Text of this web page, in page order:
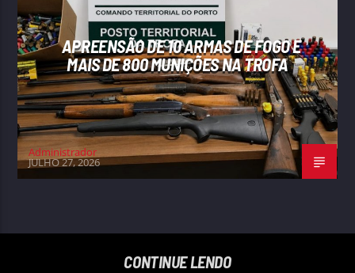
APREENSÃO DE 10 ARMAS DE FOGO E
MAIS DE 800 MUNIÇÕES NA TROFA
Administrador
JULHO 27, 2026
CONTINUE LENDO